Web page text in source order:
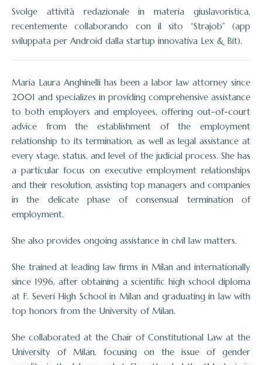
Svolge attività redazionale in materia giuslavoristica,
recentemente collaborando con il sito “Strajob” (app
sviluppata per Android dalla startup innovativa Lex & Bit).
Maria Laura Anghinelli has been a labor law attorney since
2001 and specializes in providing comprehensive assistance
to both employers and employees, offering out-of-court
advice from the establishment of the employment
relationship to its termination, as well as legal assistance at
every stage, status, and level of the judicial process. She has
a particular focus on executive employment relationships
and their resolution, assisting top managers and companies
in the delicate phase of consensual termination of
employment.
She also provides ongoing assistance in civil law matters.
She trained at leading law firms in Milan and internationally
since 1996, after obtaining a scientific high school diploma
at F. Severi High School in Milan and graduating in law with
top honors from the University of Milan.
She collaborated at the Chair of Constitutional Law at the
University of Milan, focusing on the issue of gender